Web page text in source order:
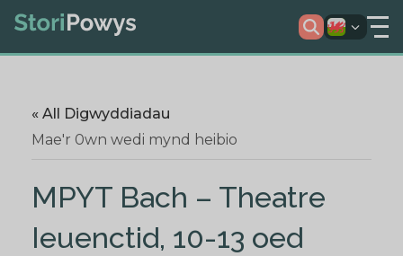
« All Digwyddiadau
Mae'r 0wn wedi mynd heibio
MPYT Bach – Theatre
Ieuenctid, 10-13 oed